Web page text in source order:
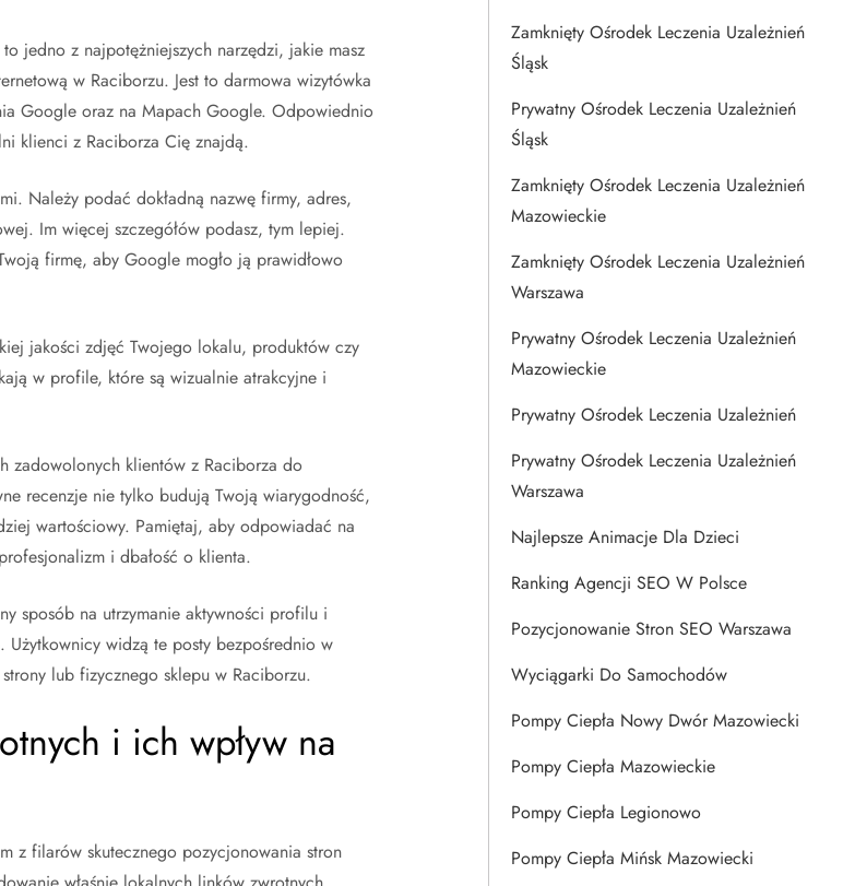
jedno z najpotężniejszych narzędzi, jakie masz
w Raciborzu. Jest to darmowa wizytówka
Google oraz na Mapach Google. Odpowiednio
klienci z Raciborza Cię znajdą.
Należy podać dokładną nazwę firmy, adres,
Im więcej szczegółów podasz, tym lepiej.
firmę, aby Google mogło ją prawidłowo
jakości zdjęć Twojego lokalu, produktów czy
w profile, które są wizualnie atrakcyjne i
zadowolonych klientów z Raciborza do
recenzje nie tylko budują Twoją wiarygodność,
wartościowy. Pamiętaj, aby odpowiadać na
i dbałość o klienta.
sposób na utrzymanie aktywności profilu i
widzą te posty bezpośrednio w
lub fizycznego sklepu w Raciborzu.
i ich wpływ na
z filarów skutecznego pozycjonowania stron
Zamknięty Ośrodek Leczenia Uzależnień
Śląsk
Prywatny Ośrodek Leczenia Uzależnień
Śląsk
Zamknięty Ośrodek Leczenia Uzależnień
Mazowieckie
Zamknięty Ośrodek Leczenia Uzależnień
Warszawa
Prywatny Ośrodek Leczenia Uzależnień
Mazowieckie
Prywatny Ośrodek Leczenia Uzależnień
Prywatny Ośrodek Leczenia Uzależnień
Warszawa
Najlepsze Animacje Dla Dzieci
Ranking Agencji SEO W Polsce
Pozycjonowanie Stron SEO Warszawa
Wyciągarki Do Samochodów
Pompy Ciepła Nowy Dwór Mazowiecki
Pompy Ciepła Mazowieckie
Pompy Ciepła Legionowo
Pompy Ciepła Mińsk Mazowiecki